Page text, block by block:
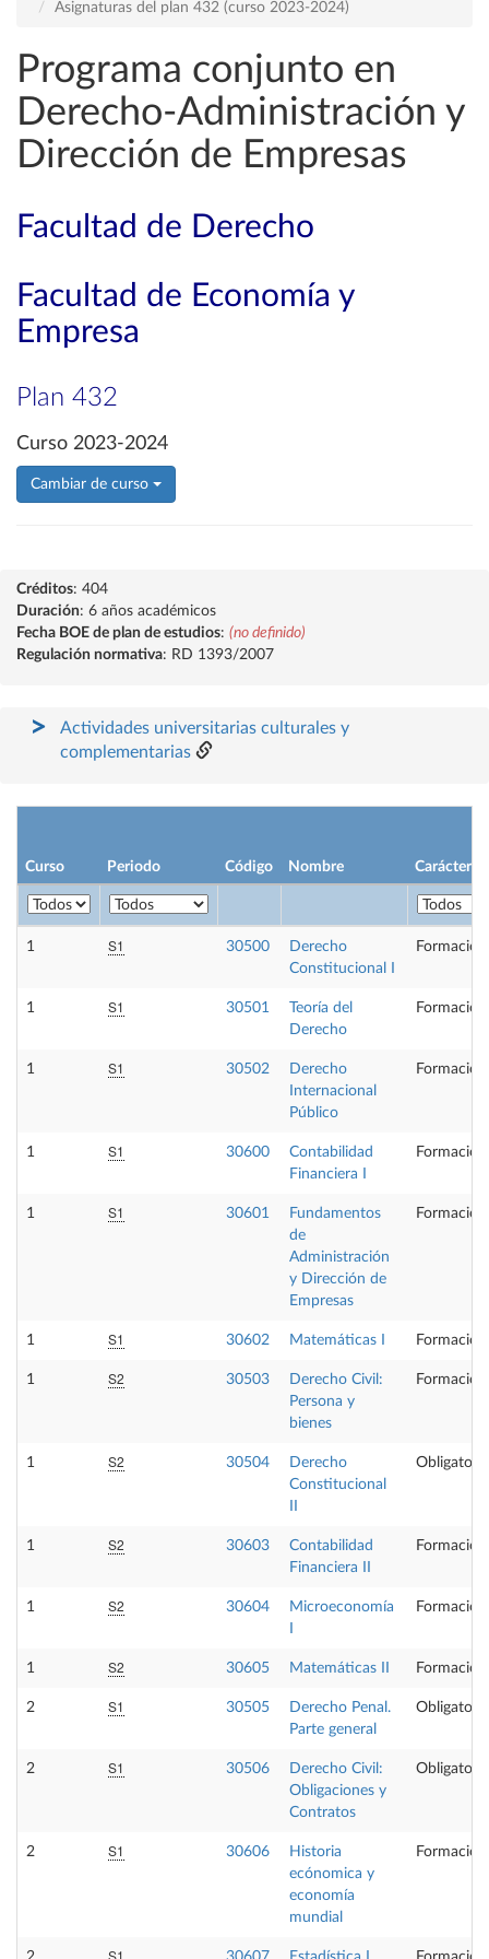
Asignaturas del plan 432 (curso 2023-2024)
Programa conjunto en
Derecho-Administración y
Dirección de Empresas
Facultad de Derecho
Facultad de Economía y
Empresa
Plan 432
Curso 2023-2024
Cambiar de curso
Créditos: 404
Duración: 6 años académicos
Fecha BOE de plan de estudios: (no definido)
Regulación normativa: RD 1393/2007
Actividades universitarias culturales y
complementarias
Curso Periodo Código Nombre Carácter
1 S1 30500
Derecho
Constitucional I
1 S1 30501
Teoría del
Derecho
1 S1 30502
Derecho
Internacional
Público
1 S1 30600
Contabilidad
Financiera I
1 S1 30601
Fundamentos
de
Administración
y Dirección de
Empresas
1 S1 30602 Matemáticas I
1 S2 30503
Derecho Civil:
Persona y
bienes
1 S2 30504
Derecho
Constitucional
Obligatoria
1 S2 30603
Contabilidad
Financiera II
1 S2 30604
Microeconomía
1 S2 30605 Matemáticas II
2 S1 30505
Derecho Penal.
Parte general
Obligatoria
2 S1 30506
Derecho Civil:
Obligaciones y
Contratos
Obligatoria
2 S1 30606
Historia
ecónomica y
economía
mundial
S1